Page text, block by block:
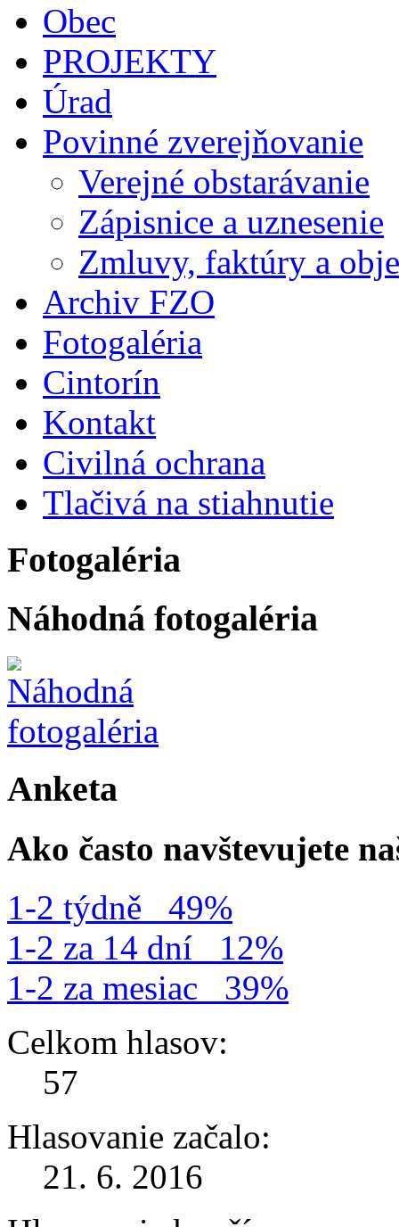
Obec
PROJEKTY
Úrad
Povinné zverejňovanie
Verejné obstarávanie
Zápisnice a uznesenie
Zmluvy, faktúry a
Archiv FZO
Fotogaléria
Cintorín
Kontakt
Civilná ochrana
Tlačivá na stiahnutie
Fotogaléria
Náhodná fotogaléria
Anketa
Ako často navštevujete
1-2 týdně
49%
1-2 za 14 dní
12%
1-2 za mesiac
39%
Celkom hlasov:
57
Hlasovanie začalo:
21. 6. 2016